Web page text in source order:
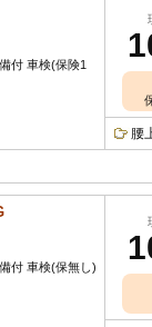
付 車検(保険1
腰
付 車検(保無し)